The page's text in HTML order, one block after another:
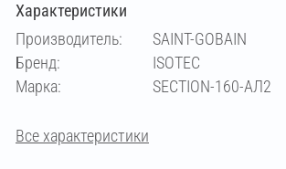
169 194
114
Характеристики
Производитель:
SAINT-GOBAIN
Бренд:
ISOTEC
Марка:
SECTION-160-АЛ2
Все характеристики